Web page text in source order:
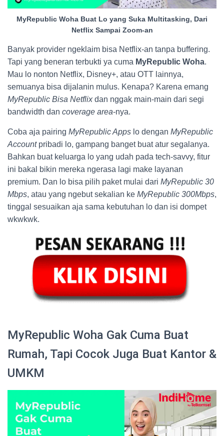
MyRepublic Woha Buat Lo yang Suka Multitasking, Dari
Netflix Sampai Zoom-an
Banyak provider ngeklaim bisa Netflix-an tanpa buffering.
Tapi yang beneran terbukti ya cuma MyRepublic Woha.
Mau lo nonton Netflix, Disney+, atau OTT lainnya,
semuanya bisa dijalanin mulus. Kenapa? Karena emang
MyRepublic Bisa Netflixdan nggak main-main dari segi
bandwidth dan coverage area-nya.
Coba aja pairing MyRepublic Apps lo dengan MyRepublic
Accountpribadi lo, gampang banget buat atur segalanya.
Bahkan buat keluarga lo yang udah pada tech-savvy, fitur
ini bakal bikin mereka ngerasa lagi make layanan
premium. Dan lo bisa pilih paket mulai dari MyRepublic 30
Mbps, atau yang ngebut sekalian ke MyRepublic 300Mbps,
tinggal sesuaikan aja sama kebutuhan lo dan isi dompet
wkwkwk.
MyRepublic Woha Gak Cuma Buat
Rumah, Tapi Cocok Juga Buat Kantor &
UMKM